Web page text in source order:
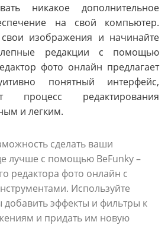
никакое дополнительное
на свой компьютер.
свои изображения и начинайте
редакции с помощью
фото онлайн предлагает
понятный интерфейс,
процесс редактирования
и легким.
сделать ваши
лучше с помощью BeFunky –
редактора фото онлайн с
Используйте
добавить эффекты и фильтры к
и придать им новую